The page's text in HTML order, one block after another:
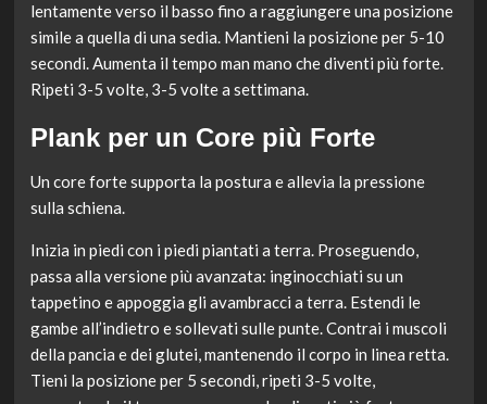
lentamente verso il basso fino a raggiungere una posizione
simile a quella di una sedia. Mantieni la posizione per 5-10
secondi. Aumenta il tempo man mano che diventi più forte.
Ripeti 3-5 volte, 3-5 volte a settimana.
Plank per un Core più Forte
Un core forte supporta la postura e allevia la pressione
sulla schiena.
Inizia in piedi con i piedi piantati a terra. Proseguendo,
passa alla versione più avanzata: inginocchiati su un
tappetino e appoggia gli avambracci a terra. Estendi le
gambe all’indietro e sollevati sulle punte. Contrai i muscoli
della pancia e dei glutei, mantenendo il corpo in linea retta.
Tieni la posizione per 5 secondi, ripeti 3-5 volte,